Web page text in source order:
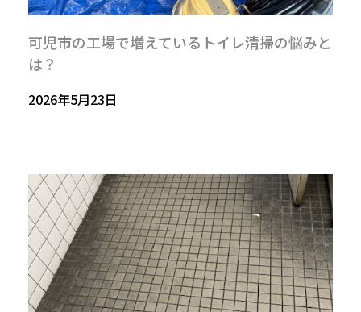
可児市の工場で増えているトイレ清掃の悩みと
は？
2026年5月23日